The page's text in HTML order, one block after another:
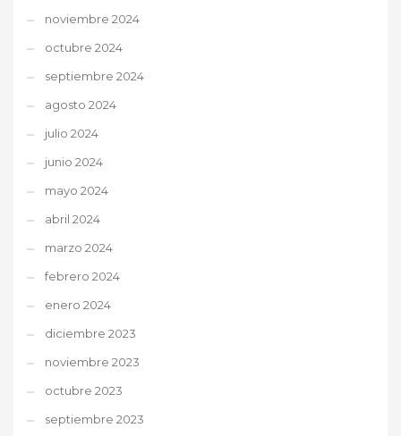
noviembre 2024
octubre 2024
septiembre 2024
agosto 2024
julio 2024
junio 2024
mayo 2024
abril 2024
marzo 2024
febrero 2024
enero 2024
diciembre 2023
noviembre 2023
octubre 2023
septiembre 2023